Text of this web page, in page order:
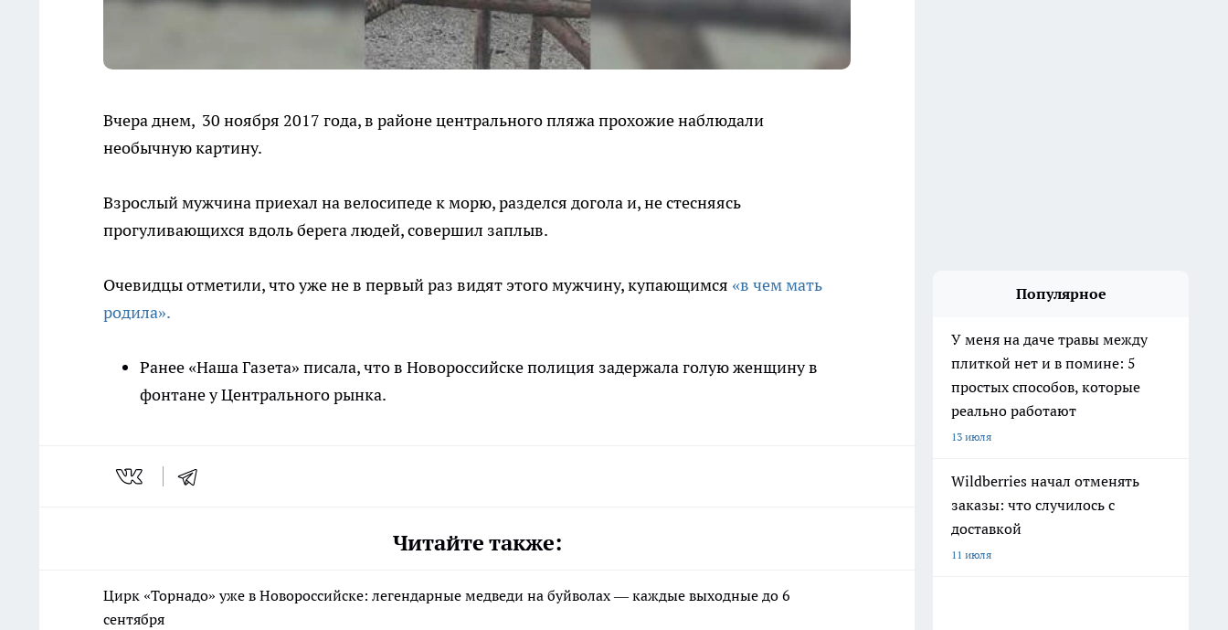
Вчера днем, 30 ноября 2017 года, в районе центрального пляжа прохожие наблюдали
необычную картину.
Взрослый мужчина приехал на велосипеде к морю, разделся догола и, не стесняясь
прогуливающихся вдоль берега людей, совершил заплыв.
Очевидцы отметили, что уже не в первый раз видят этого мужчину, купающимся «в чем мать
родила».
Ранее «Наша Газета» писала, что в Новороссийске полиция задержала голую женщину в
фонтане у Центрального рынка.
Читайте также:
Цирк «Торнадо» уже в Новороссийске: легендарные медведи на буйволах — каждые выходные до 6
сентября
Популярное
У меня на даче травы между
плиткой нет и в помине: 5
простых способов, которые
реально работают
13 июля
Wildberries начал отменять
заказы: что случилось с
доставкой
11 июля